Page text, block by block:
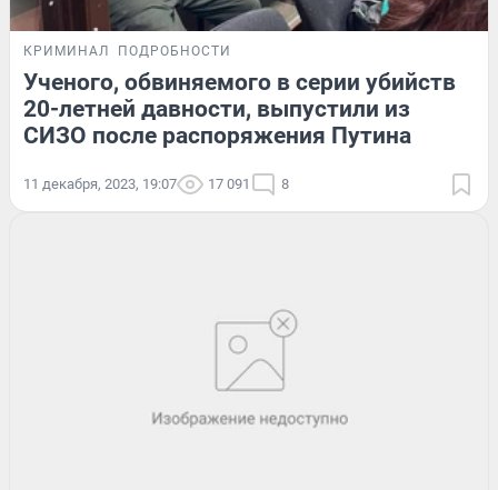
КРИМИНАЛ ПОДРОБНОСТИ
Ученого, обвиняемого в серии убийств
20-летней давности, выпустили из
СИЗО после распоряжения Путина
11 декабря, 2023, 19:07 17 091 8